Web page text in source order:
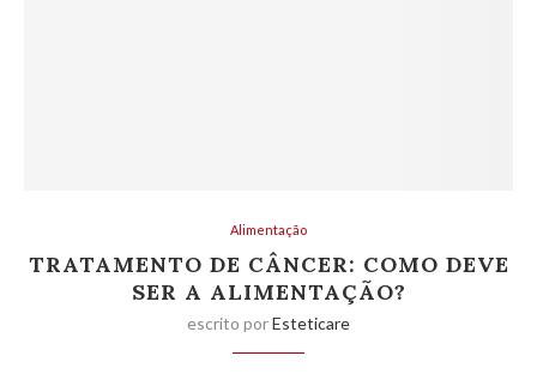
Alimentação
TRATAMENTO DE CÂNCER: COMO DEVE
SER A ALIMENTAÇÃO?
escrito porEsteticare